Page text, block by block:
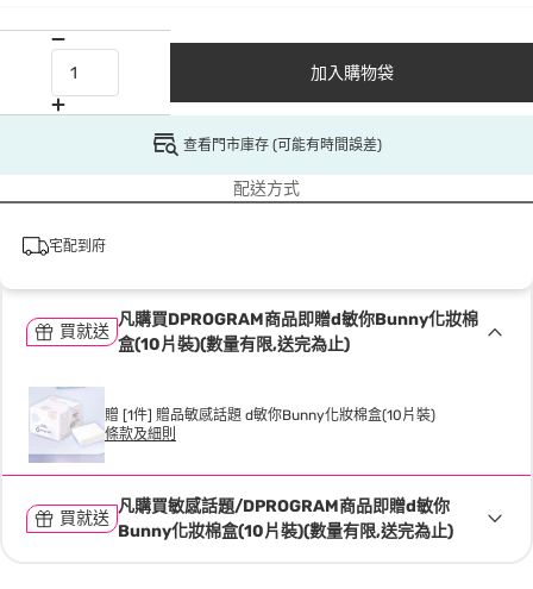
加入購物袋
查看門市庫存 (可能有時間誤差)
配送方式
宅配到府
買就送
凡購買DPROGRAM商品即贈d敏你Bunny化妝棉
盒(10片裝)(數量有限,送完為止)
贈 [1件] 贈品敏感話題 d敏你Bunny化妝棉盒(10片裝)
條款及細則
買就送
凡購買敏感話題/DPROGRAM商品即贈d敏你
Bunny化妝棉盒(10片裝)(數量有限,送完為止)